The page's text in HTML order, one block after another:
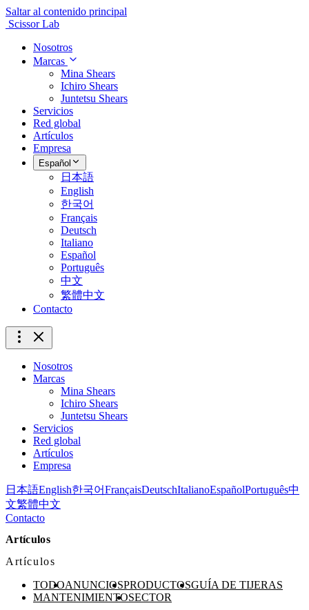
Saltar al contenido principal
Scissor Lab
Nosotros
Marcas
Mina Shears
Ichiro Shears
Juntetsu Shears
Servicios
Red global
Artículos
Empresa
Español
日本語
English
한국어
Français
Deutsch
Italiano
Español
Português
中文
繁體中文
Contacto
Nosotros
Marcas
Mina Shears
Ichiro Shears
Juntetsu Shears
Servicios
Red global
Artículos
Empresa
日本語English한국어FrançaisDeutschItalianoEspañolPortuguês中
文繁體中文
Contacto
Artículos
Artículos
TODOANUNCIOSPRODUCTOSGUÍA DE TIJERAS
MANTENIMIENTOSECTOR